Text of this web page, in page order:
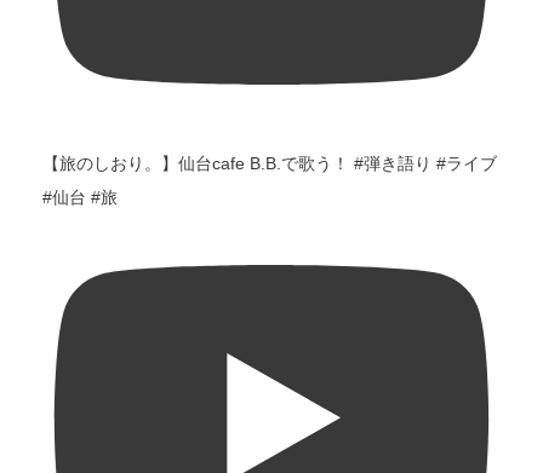
【旅のしおり。】仙台cafe B.B.で歌う！ #弾き語り #ライブ
#仙台 #旅